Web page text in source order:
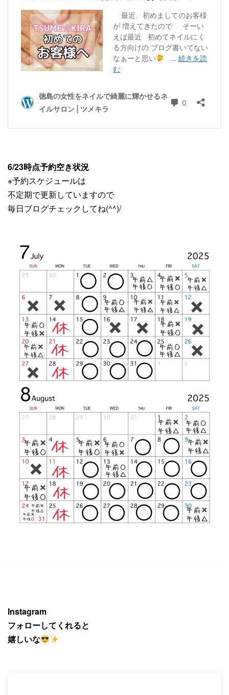
6/23時点予約空き状況
※予約スケジュールは
不定期で更新していますので
毎日ブログチェックしてね(^^)/
Instagram
フォローしてくれると
嬉しいな